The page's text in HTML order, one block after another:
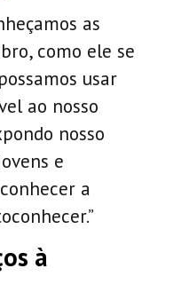
as
como ele se
usar
ao nosso
nosso
e
a
à